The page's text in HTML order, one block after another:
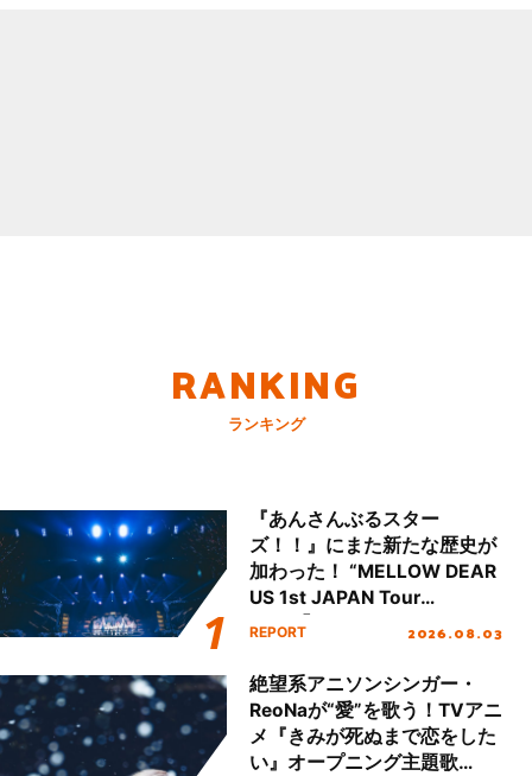
RANKING
ランキング
『あんさんぶるスター
ズ！！』にまた新たな歴史が
加わった！ “MELLOW DEAR
US 1st JAPAN Tour
Final「NICE to meet YOU
ート!!
REPORT 2026.08.03
絶望系アニソンシンガー・
ReoNaが“愛”を歌う！TVアニ
メ『きみが死ぬまで恋をした
い』オープニング主題歌